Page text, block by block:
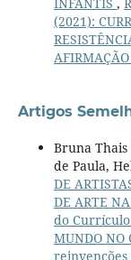
(2021):
Artigos
Bruna Thais
de Paula,
DE
DE ARTE
do
MUNDO NO